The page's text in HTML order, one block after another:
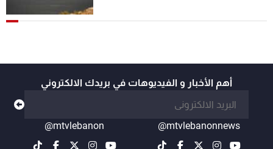
أهم الأخبار و الفيديوهات في بريدك الالكتروني
@mtvlebanonnews
@mtvlebanon